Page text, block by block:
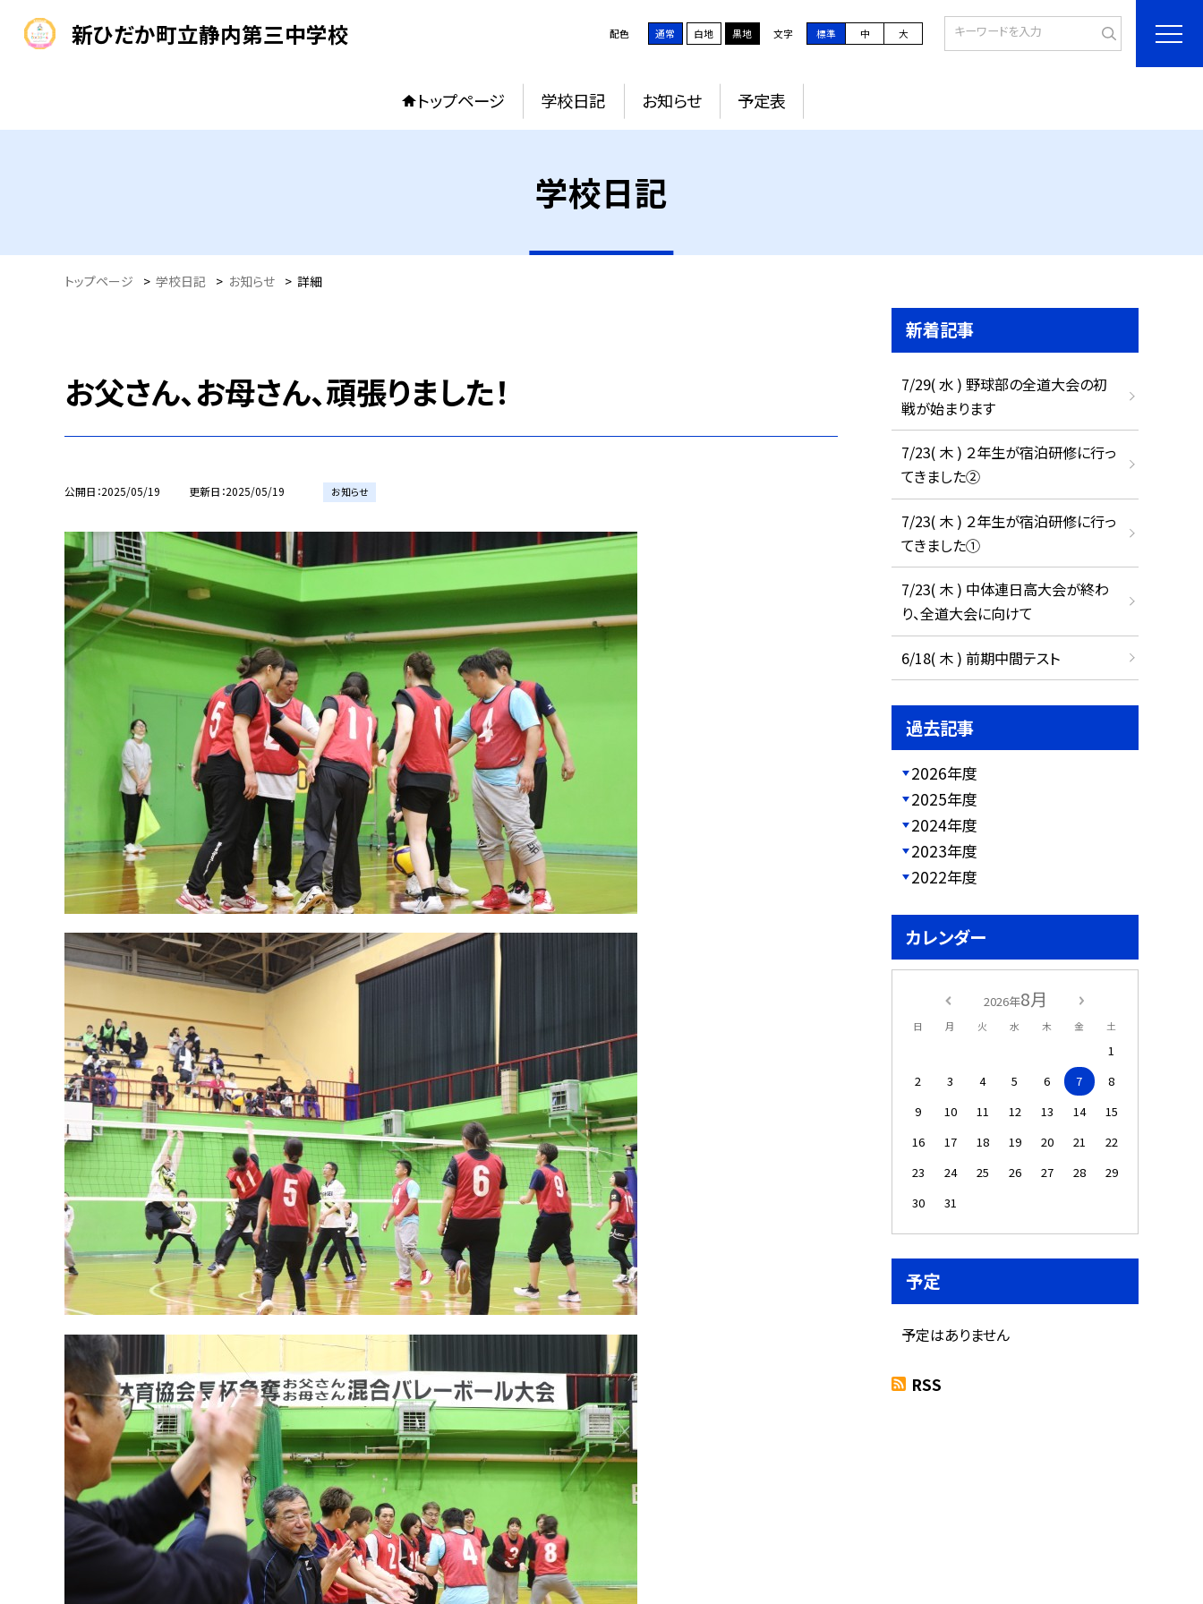
新ひだか町立静内第三中学校 配色 通常 白地 黒地 文字 標準 中 大
トップページ 学校日記 お知らせ 予定表
学校日記
トップページ > 学校日記 > お知らせ > 詳細
お父さん、お母さん、頑張りました！
公開日 2025/05/19 更新日 2025/05/19 お知らせ
新着記事
7/29( 水 ) 野球部の全道大会の初
戦が始まります
7/23( 木 ) ２年生が宿泊研修に行っ
てきました②
7/23( 木 ) ２年生が宿泊研修に行っ
てきました①
7/23( 木 ) 中体連日高大会が終わ
り、全道大会に向けて
6/18( 木 ) 前期中間テスト
過去記事
2026年度
2025年度
2024年度
2023年度
2022年度
カレンダー
2026年8月
日 月 火 水 木 金 土
1
2
3 4 5 6 7
8
9
10 11 12 13 14
15
16
17 18 19 20 21
22
23
24 25 26 27 28
29
30
31
予定
予定はありません
RSS